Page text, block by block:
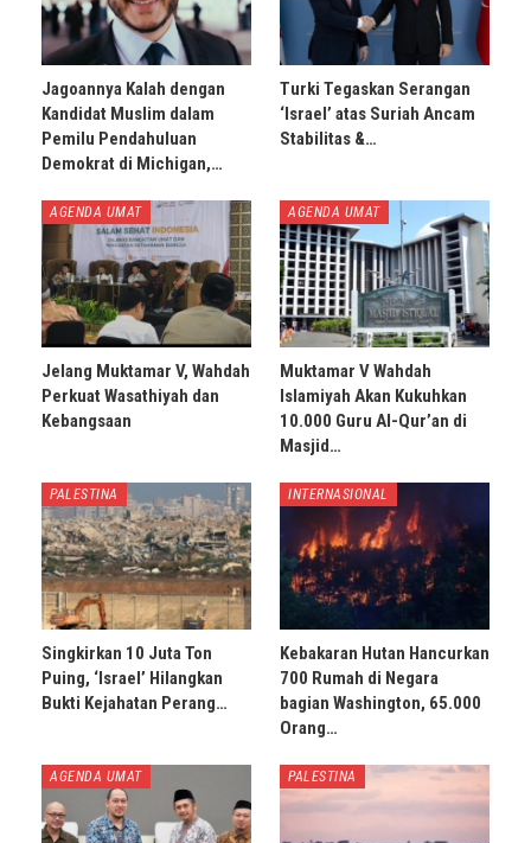
Jagoannya Kalah dengan
Kandidat Muslim dalam
Pemilu Pendahuluan
Demokrat di Michigan,…
Turki Tegaskan Serangan
‘Israel’ atas Suriah Ancam
Stabilitas &…
AGENDA UMAT
Jelang Muktamar V, Wahdah
Perkuat Wasathiyah dan
Kebangsaan
AGENDA UMAT
Muktamar V Wahdah
Islamiyah Akan Kukuhkan
10.000 Guru Al-Qur’an di
Masjid…
PALESTINA
Singkirkan 10 Juta Ton
Puing, ‘Israel’ Hilangkan
Bukti Kejahatan Perang…
INTERNASIONAL
Kebakaran Hutan Hancurkan
700 Rumah di Negara
bagian Washington, 65.000
Orang…
AGENDA UMAT PALESTINA